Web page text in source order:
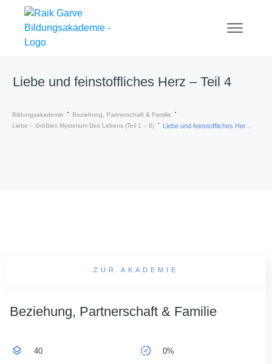
Liebe und feinstoffliches Herz – Teil 4
Bildungsakademie
Beziehung, Partnerschaft & Familie
Liebe – Größtes Mysterium Des Lebens (Teil 1 – 8)
ZUR AKADEMIE
Beziehung, Partnerschaft & Familie
40 0%